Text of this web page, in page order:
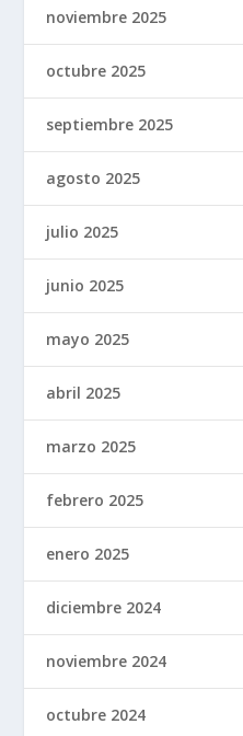
noviembre 2025
octubre 2025
septiembre 2025
agosto 2025
julio 2025
junio 2025
mayo 2025
abril 2025
marzo 2025
febrero 2025
enero 2025
diciembre 2024
noviembre 2024
octubre 2024